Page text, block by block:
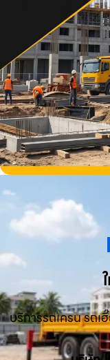
บริการรถเครน รถ